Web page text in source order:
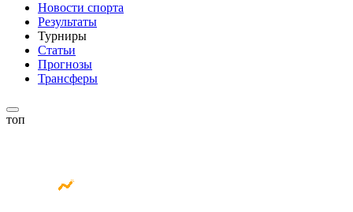
Новости спорта
Результаты
Турниры
Статьи
Прогнозы
Трансферы
топ